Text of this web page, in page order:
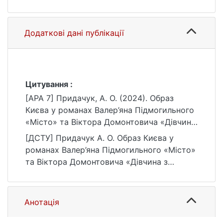
Додаткові дані публікації
Цитування :
[APA 7] Придачук, А. О. (2024). Образ
Києва у романах Валер’яна Підмогильного
«Місто» та Віктора Домонтовича «Дівчина
з ведмедиком» [Бакалаврська робота,
Київський національний університет імені
Тараса Шевченка]. eKNUTSHIR.
https://ir.library.knu.ua/handle/15071834/308
6
[ДСТУ] Придачук А. О. Образ Києва у
романах Валер’яна Підмогильного «Місто»
та Віктора Домонтовича «Дівчина з
бакалавра : 03 Гуманітарні науки / наук.
кер. О. В. Романенко. Київ, 2024. 60 с. URL:
https://ir.library.knu.ua/handle/15071834/308
Анотація